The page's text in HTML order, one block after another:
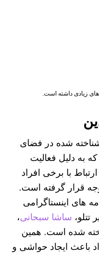
های زیادی داشته است.
شده در فضای
به دلیل فعالیت‌
با برخی افراد
قرار گرفته است.
های اینستاگرامی
ساشا سبحانی،
شده است. همین
باعث ایجاد حواشی و